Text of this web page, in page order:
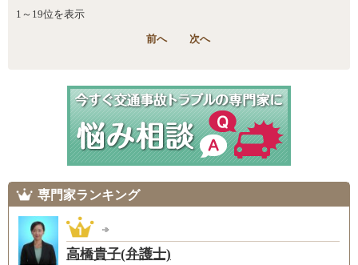
1～19位を表示
前へ 次へ
専門家ランキング
高橋貴子(弁護士)